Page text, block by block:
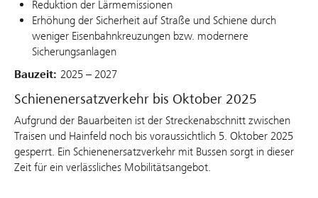
Reduktion der Lärmemissionen
Erhöhung der Sicherheit auf Straße und Schiene durch
weniger Eisenbahnkreuzungen bzw. modernere
Sicherungsanlagen
Bauzeit: 2025 – 2027
Schienenersatzverkehr bis Oktober 2025
Aufgrund der Bauarbeiten ist der Streckenabschnitt zwischen
Traisen und Hainfeld noch bis voraussichtlich 5. Oktober 2025
gesperrt. Ein Schienenersatzverkehr mit Bussen sorgt in dieser
Zeit für ein verlässliches Mobilitätsangebot.